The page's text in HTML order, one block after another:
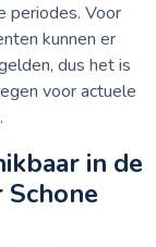
periodes. Voor
kunnen er
dus het is
voor actuele
in de